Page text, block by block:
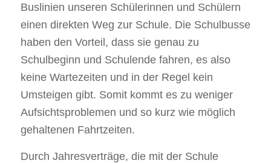
Buslinien unseren Schülerinnen und Schülern
einen direkten Weg zur Schule. Die Schulbusse
haben den Vorteil, dass sie genau zu
Schulbeginn und Schulende fahren, es also
keine Wartezeiten und in der Regel kein
Umsteigen gibt. Somit kommt es zu weniger
Aufsichtsproblemen und so kurz wie möglich
gehaltenen Fahrtzeiten.
Durch Jahresverträge, die mit der Schule